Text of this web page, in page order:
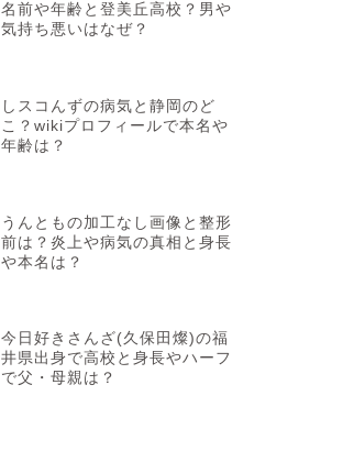
名前や年齢と登美丘高校？男や
気持ち悪いはなぜ？
しスコんずの病気と静岡のど
こ？wikiプロフィールで本名や
年齢は？
うんともの加工なし画像と整形
前は？炎上や病気の真相と身長
や本名は？
今日好きさんざ(久保田燦)の福
井県出身で高校と身長やハーフ
で父・母親は？